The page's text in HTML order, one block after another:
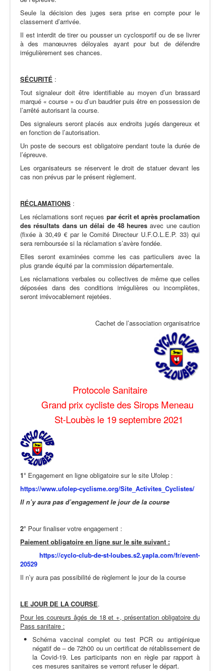
Seule la décision des juges sera prise en compte pour le
classement d’arrivée.
Il est interdit de tirer ou pousser un cyclosportif ou de se livrer
à des manœuvres déloyales ayant pour but de défendre
irrégulièrement ses chances.
SÉCURITÉ :
Tout signaleur doit être identifiable au moyen d’un brassard
marqué « course » ou d’un baudrier puis être en possession de
l’arrêté autorisant la course.
Des signaleurs seront placés aux endroits jugés dangereux et
en fonction de l’autorisation.
Un poste de secours est obligatoire pendant toute la durée de
l’épreuve.
Les organisateurs se réservent le droit de statuer devant les
cas non prévus par le présent règlement.
RÉCLAMATIONS :
Les réclamations sont reçues par écrit et après proclamation
des résultats dans un délai de 48 heures avec une caution
(fixée à 30,49 € par le Comité Directeur U.F.O.L.E.P. 33) qui
sera remboursée si la réclamation s’avère fondée.
Elles seront examinées comme les cas particuliers avec la
plus grande équité par la commission départementale.
Les réclamations verbales ou collectives de même que celles
déposées dans des conditions irrégulières ou incomplètes,
seront irrévocablement rejetées.
Cachet de l’association organisatrice
Protocole Sanitaire
Grand prix cycliste des Sirops Meneau
St-Loubès le 19 septembre 2021
1° Engagement en ligne obligatoire sur le site Ufolep :
https://www.ufolep-cyclisme.org/Site_Activites_Cyclistes/
Il n’y aura pas d’engagement le jour de la course
2° Pour finaliser votre engagement :
Paiement obligatoire en ligne sur le site suivant :
https://cyclo-club-de-st-loubes.s2.yapla.com/fr/event-
20529
Il n’y aura pas possibilité de règlement le jour de la course
LE JOUR DE LA COURSE.
Pour les coureurs âgés de 18 et +, présentation obligatoire du
Pass sanitaire :
Schéma vaccinal complet ou test PCR ou antigénique
négatif de – de 72h00 ou un certificat de rétablissement de
la Covid-19. Les participants non en règle par rapport à
ces mesures sanitaires se verront refuser le départ.